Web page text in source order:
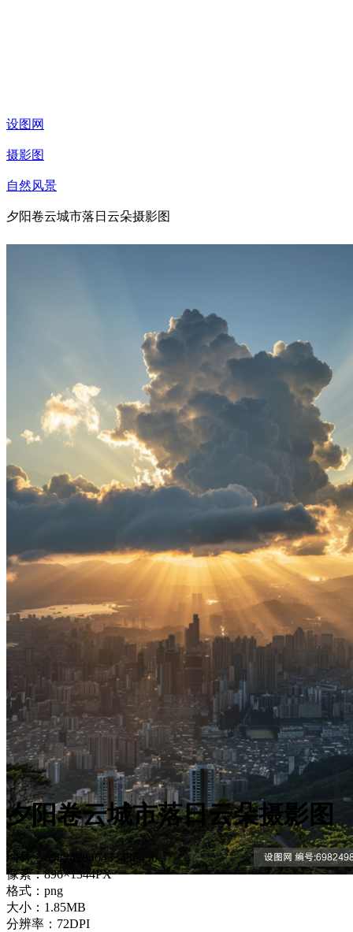
设图网
摄影图
自然风景
夕阳卷云城市落日云朵摄影图
夕阳卷云城市落日云朵摄影图
编号：698249840433436430
像素：896×1344PX
格式：png
大小：1.85MB
分辨率：72DPI